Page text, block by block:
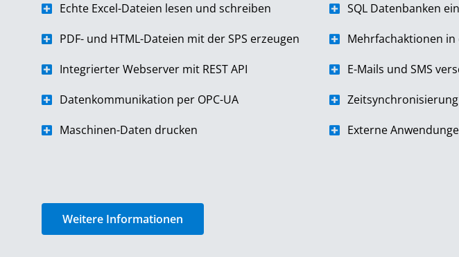
Echte Excel-Dateien lesen und schreiben​
PDF- und HTML-Dateien mit der SPS erzeugen​
Integrierter Webserver mit REST API
Datenkommunikation per OPC-UA​
Maschinen-Daten drucken​
SQL Datenbanken
Mehrfachaktionen in
E-Mails und SMS
Zeitsynchronisierung
Externe
Weitere Informationen